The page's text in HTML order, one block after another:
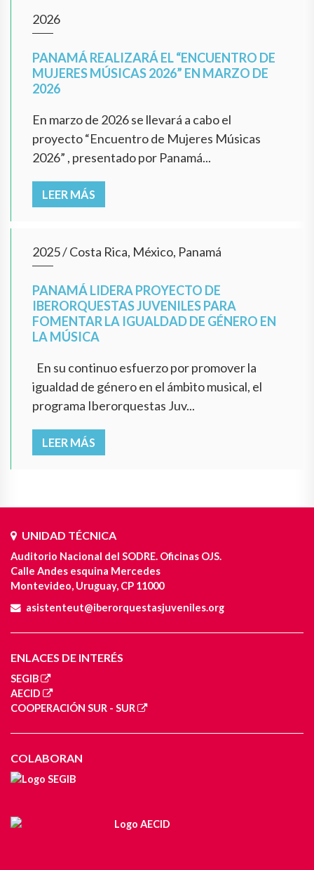
2026
PANAMÁ REALIZARÁ EL “ENCUENTRO DE
MUJERES MÚSICAS 2026” EN MARZO DE
2026
En marzo de 2026 se llevará a cabo el
proyecto “Encuentro de Mujeres Músicas
2026” , presentado por Panamá...
LEER MÁS
2025/Costa Rica, México, Panamá
PANAMÁ LIDERA PROYECTO DE
IBERORQUESTAS JUVENILES PARA
FOMENTAR LA IGUALDAD DE GÉNERO EN
LA MÚSICA
En su continuo esfuerzo por promover la
igualdad de género en el ámbito musical, el
programa Iberorquestas Juv...
LEER MÁS
UNIDAD TÉCNICA
Auditorio Nacional del SODRE. Oficinas OJS.
Calle Andes esquina Mercedes
Montevideo, Uruguay, CP 11000
asistenteut@iberorquestasjuveniles.org
ENLACES DE INTERÉS
SEGIB
AECID
COOPERACIÓN SUR - SUR
COLABORAN